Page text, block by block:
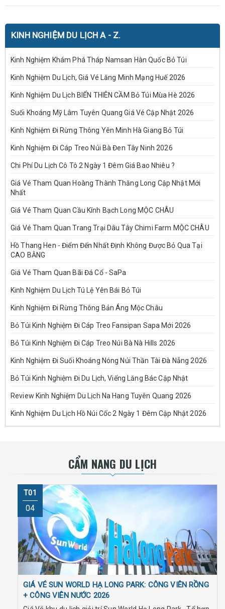
KINH NGHIỆM DU LỊCH A - Z.
Kinh Nghiệm Khám Phá Tháp Namsan Hàn Quốc Bỏ Túi
Kinh Nghiệm Du Lịch, Giá Vé Lăng Minh Mạng Huế 2026
Kinh Nghiệm Du Lịch BIỂN THIÊN CẦM Bỏ Túi Mùa Hè 2026
Suối Khoáng Mỹ Lâm Tuyên Quang Giá Vé Cập Nhật 2026
Kinh Nghiệm Đi Rừng Thông Yên Minh Hà Giang Bỏ Túi
Kinh Nghiệm Đi Cáp Treo Núi Bà Đen Tây Ninh 2026
Chi Phí Du Lịch Cô Tô 2 Ngày 1 Đêm Giá Bao Nhiêu ?
Giá Vé Tham Quan Hoàng Thành Thăng Long Cập Nhật Mới
Nhất
Giá Vé Tham Quan Cầu Kính Bạch Long MỘC CHÂU
Giá Vé Tham Quan Trang Trại Dâu Tây Chimi Farm MỘC CHÂU
Hồ Thang Hen - Điểm Đến Nhất Định Không Được Bỏ Qua Tại
CAO BẰNG
Giá Vé Tham Quan Bãi Đá Cổ - SaPa
Kinh Nghiệm Du Lịch Tú Lệ Yên Bái Bỏ Túi
Kinh Nghiệm Đi Rừng Thông Bản Áng Mộc Châu
Bỏ Túi Kinh Nghiệm Đi Cáp Treo Fansipan Sapa Mới 2026
Bỏ Túi Kinh Nghiệm Đi Cáp Treo Núi Bà Nà Hills 2026
Kinh Nghiệm Đi Suối Khoáng Nóng Núi Thần Tài Đà Nẵng 2026
Bỏ Túi Kinh Nghiệm Đi Du Lịch, Viếng Lăng Bác Cập Nhật
Review Kinh Nghiệm Du Lịch Na Hang Tuyên Quang 2026
Kinh Nghiệm Du Lịch Hồ Núi Cốc 2 Ngày 1 Đêm Cập Nhật 2026
CẨM NANG DU LỊCH
T01
04
GIÁ VÉ SUN WORLD HẠ LONG PARK: CÔNG VIÊN RỒNG
+ CÔNG VIÊN NƯỚC 2026